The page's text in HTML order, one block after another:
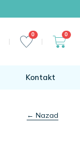
0 0
Kontakt
← Nazad